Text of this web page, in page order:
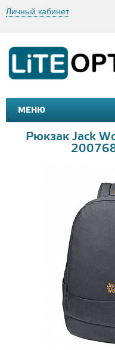
Личный кабинет
МЕНЮ
МАШИНКИ И
Рюкзак Jack